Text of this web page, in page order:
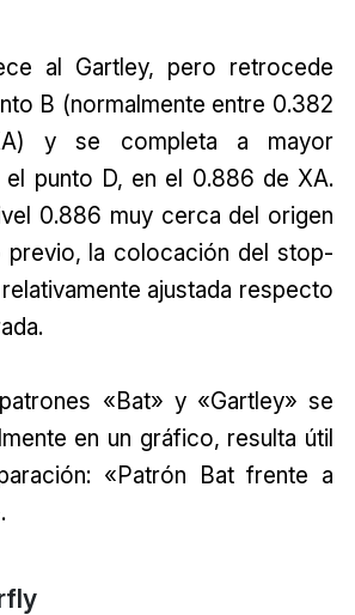
al Gartley, pero retrocede
B (normalmente entre 0.382
y se completa a mayor
el punto D, en el 0.886 de XA.
0.886 muy cerca del origen
previo, la colocación del stop-
ajustada respecto
«Bat» y «Gartley» se
en un gráfico, resulta útil
«Patrón Bat frente a